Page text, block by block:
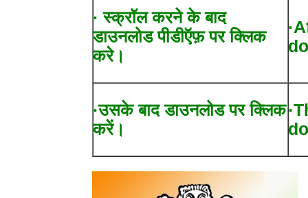
· स्क्रॉल करने के बाद
डाउनलोड पीडीऍफ़ पर क्लिक
करे।
·उसके बाद डाउनलोड पर क्लिक
करें।